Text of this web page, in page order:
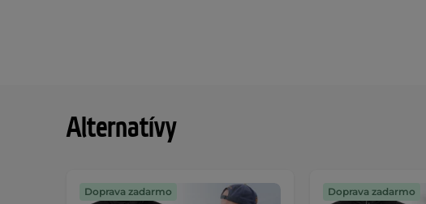
Alternatívy
Doprava zadarmo Doprava zadarmo